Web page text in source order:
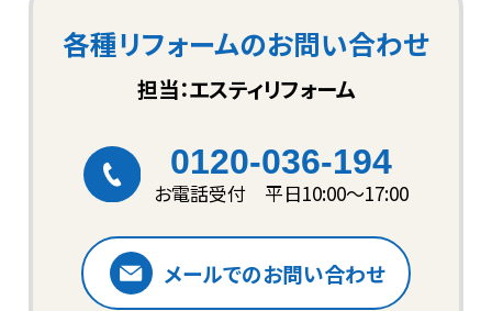
各種リフォームのお問い合わせ
担当：エスティリフォーム
0120-036-194
お電話受付 平日10:00〜17:00
メールでのお問い合わせ